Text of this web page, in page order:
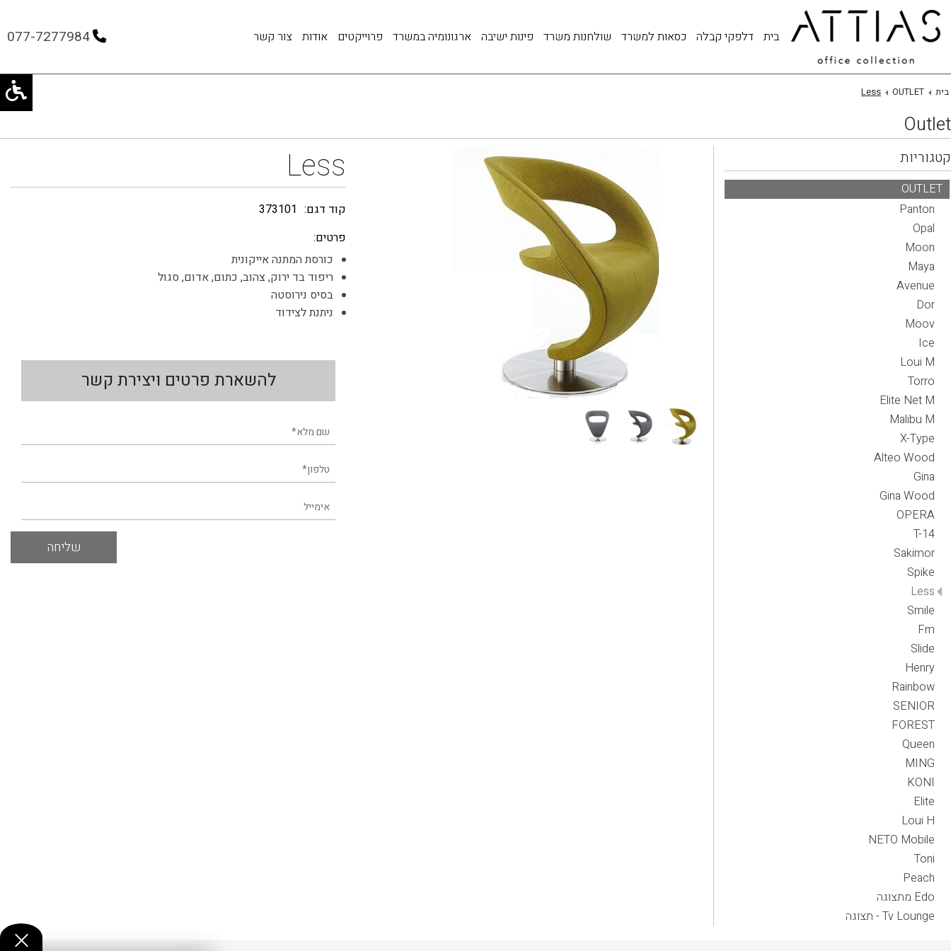
בית דלפקי קבלה כסאות למשרד שולחנות משרד פינות ישיבה ארגונומיה במשרד פרוייקטים אודות צור קשר 077-7277984
בית OUTLET
Less
Outlet
קטגוריות
OUTLET
Panton
Opal
Moon
Maya
Avenue
Dor
Moov
Ice
Loui M
Torro
Elite Net M
Malibu M
X-Type
Alteo Wood
Gina
Gina Wood
OPERA
T-14
Sakimor
Spike
Less
Smile
Fm
Slide
Henry
Rainbow
SENIOR
FOREST
Queen
MING
KONI
Elite
Loui H
NETO Mobile
Toni
Peach
Edo מתצוגה
Tv Lounge - תצוגה
Less
קוד דגם: 373101
פרטים:
כורסת המתנה אייקונית
ריפוד בד ירוק, צהוב, כתום, אדום, סגול
בסיס נירוסטה
ניתנת לצידוד
להשארת פרטים ויצירת קשר